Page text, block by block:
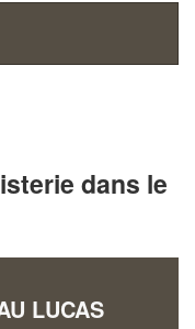
dans le
LUCAS